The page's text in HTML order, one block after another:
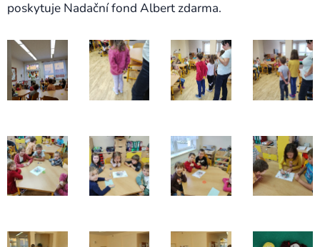
poskytuje Nadační fond Albert zdarma.